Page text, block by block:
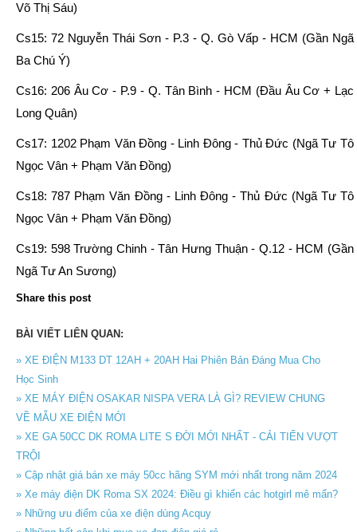
Võ Thị Sáu)
Cs15: 72 Nguyễn Thái Sơn - P.3 - Q. Gò Vấp - HCM (Gần Ngã
Ba Chú Ý)
Cs16: 206 Âu Cơ - P.9 - Q. Tân Bình - HCM (Đầu Âu Cơ + Lạc
Long Quân)
Cs17: 1202 Phạm Văn Đồng - Linh Đông - Thủ Đức (Ngã Tư Tô
Ngọc Vân + Phạm Văn Đồng)
Cs18: 787 Phạm Văn Đồng - Linh Đông - Thủ Đức (Ngã Tư Tô
Ngọc Vân + Phạm Văn Đồng)
Cs19: 598 Trường Chinh - Tân Hưng Thuận - Q.12 - HCM (Gần
Ngã Tư An Sương)
Share this post
BÀI VIẾT LIÊN QUAN:
» XE ĐIỆN M133 DT 12AH + 20AH Hai Phiên Bản Đáng Mua Cho
Học Sinh
» XE MÁY ĐIỆN OSAKAR NISPA VERA LÀ GÌ? REVIEW CHUNG
VỀ MẪU XE ĐIỆN MỚI
» XE GA 50CC DK ROMA LITE S ĐỜI MỚI NHẤT - CẢI TIẾN VƯỢT
TRỘI
» Cập nhật giá bán xe máy 50cc hãng SYM mới nhất trong năm 2024
» Xe máy điện DK Roma SX 2024: Điều gì khiến các hotgirl mê mẩn?
» Những ưu điểm của xe điện dùng Acquy